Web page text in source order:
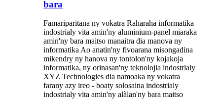
bara
Famariparitana ny vokatra Raharaha informatika
indostrialy vita amin'ny aluminium-panel miaraka
amin'ny bara maitso manaitra dia manova ny
informatika Ao anatin'ny fivoarana misongadina
mikendry ny hanova ny tontolon'ny kojakoja
informatika, ny orinasan'ny teknolojia indostrialy
XYZ Technologies dia namoaka ny vokatra
farany azy ireo - boaty solosaina indostrialy
indostrialy vita amin'ny alàlan'ny bara maitso